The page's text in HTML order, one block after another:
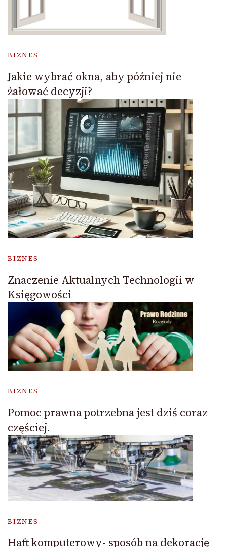
BIZNES
Jakie wybrać okna, aby później nie
żałować decyzji?
BIZNES
Znaczenie Aktualnych Technologii w
Księgowości
BIZNES
Pomoc prawna potrzebna jest dziś coraz
częściej.
BIZNES
Haft komputerowy- sposób na dekorację